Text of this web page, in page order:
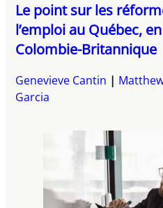
Le point sur les
l’emploi au Québec,
Colombie-Britannique
Genevieve Cantin
Garcia